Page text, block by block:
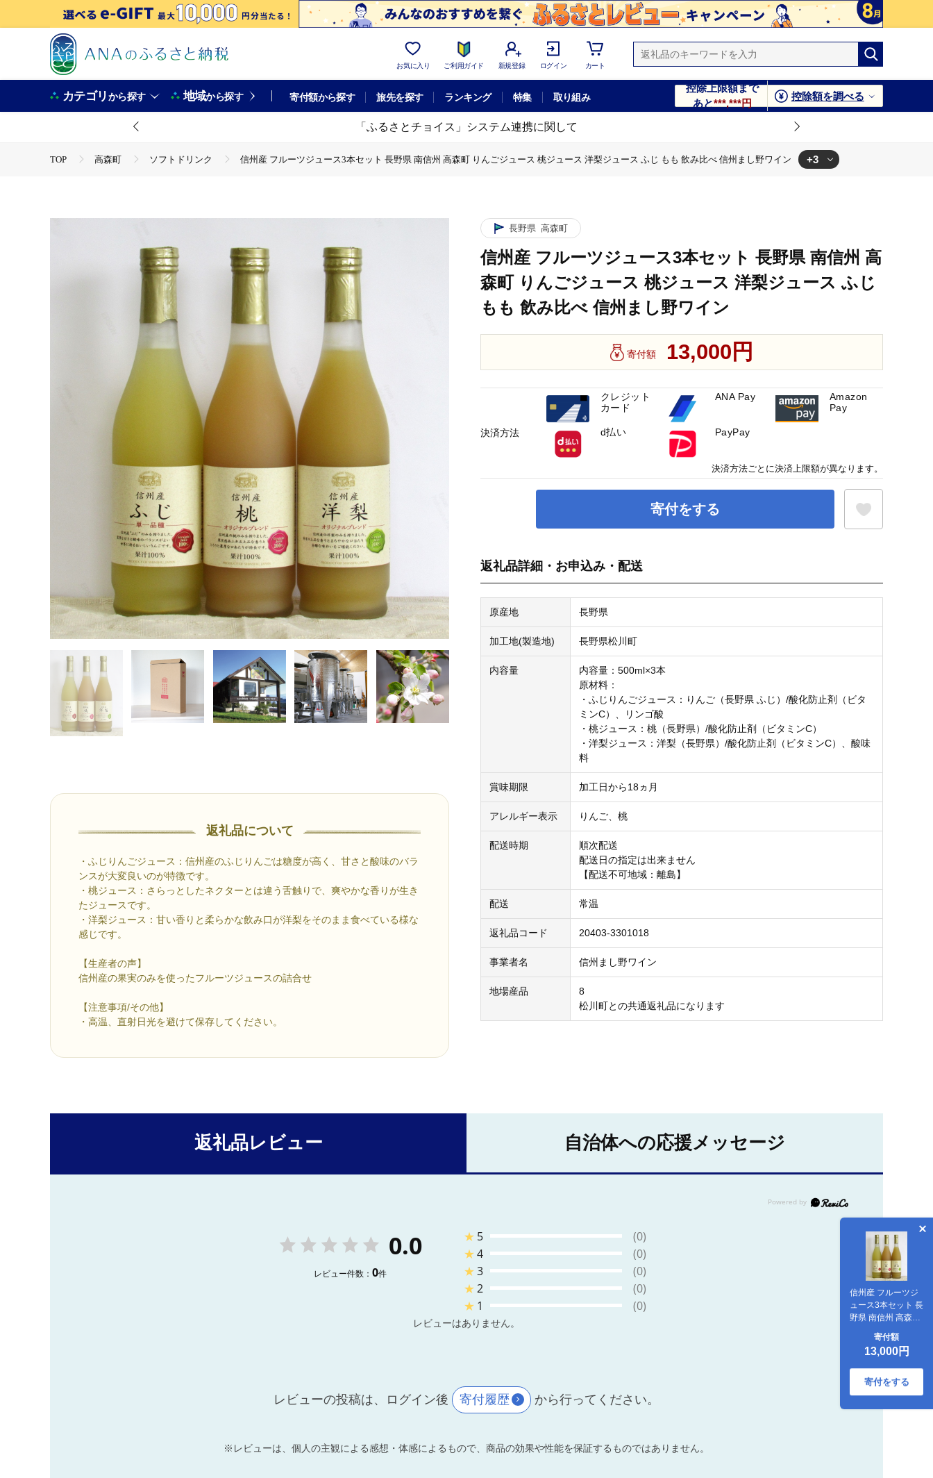
お気に入り ご利用ガイド 新規登録 ログイン カート
カテゴリから探す 地域から探す 寄付額から探す 旅先を探す ランキング 特集 取り組み
控除上限額まで
あと***,***円
控除額を調べる
「ふるさとチョイス」システム連携に関して
TOP 高森町 ソフトドリンク 信州産 フルーツジュース3本セット 長野県 南信州 高森町 りんごジュース 桃ジュース 洋梨ジュース ふじ もも 飲み比べ 信州まし野ワイン +3
返礼品について
・ふじりんごジュース：信州産のふじりんごは糖度が高く、甘さと酸味のバラ
ンスが大変良いのが特徴です。
・桃ジュース：さらっとしたネクターとは違う舌触りで、爽やかな香りが生き
たジュースです。
・洋梨ジュース：甘い香りと柔らかな飲み口が洋梨をそのまま食べている様な
感じです。
【生産者の声】
信州産の果実のみを使ったフルーツジュースの詰合せ
【注意事項/その他】
・高温、直射日光を避けて保存してください。
長野県 高森町
信州産 フルーツジュース3本セット 長野県 南信州 高
森町 りんごジュース 桃ジュース 洋梨ジュース ふじ
もも 飲み比べ 信州まし野ワイン
寄付額 13,000円
寄付をする
信州産 フルーツジ
ュース3本セット 長
野県 南信州 高森町
りんごジュース 桃
ジュース 洋梨ジュ
ース ふじ もも 飲み
比べ 信州まし野ワ
イン
寄付額
13,000円
寄付をする
返礼品詳細・お申込み・配送
原産地 長野県
加工地(製造地) 長野県松川町
内容量
内容量：500ml×3本
原材料：
・ふじりんごジュース：りんご（長野県 ふじ）/酸化防止剤（ビタ
ミンC）、リンゴ酸
・桃ジュース：桃（長野県）/酸化防止剤（ビタミンC）
・洋梨ジュース：洋梨（長野県）/酸化防止剤（ビタミンC）、酸味
料
賞味期限 加工日から18ヵ月
アレルギー表示 りんご、桃
配送時期
順次配送
配送日の指定は出来ません
【配送不可地域：離島】
配送 常温
返礼品コード 20403-3301018
事業者名 信州まし野ワイン
地場産品
8
松川町との共通返礼品になります
決済方法
クレジット
カード
ANA Pay
Amazon
Pay
d払い PayPay
決済方法ごとに決済上限額が異なります。
返礼品レビュー 自治体への応援メッセージ
0.0
レビュー件数： 0件
★ 5
(0)
★4
(0)
★3
(0)
★2
(0)
★ 1 (0)
レビューはありません。
レビューの投稿は、ログイン後 寄付履歴 から行ってください。
※レビューは、個人の主観による感想・体感によるもので、商品の効果や性能を保証するものではありません。